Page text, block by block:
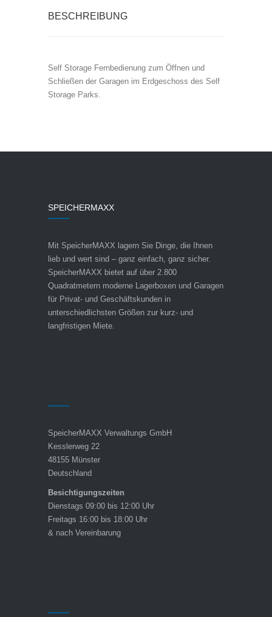
BESCHREIBUNG
Self Storage Fernbedienung zum Öffnen und
Schließen der Garagen im Erdgeschoss des Self
Storage Parks.
SPEICHERMAXX
Mit SpeicherMAXX lagern Sie Dinge, die Ihnen
lieb und wert sind – ganz einfach, ganz sicher.
SpeicherMAXX bietet auf über 2.800
Quadratmetern moderne Lagerboxen und Garagen
für Privat- und Geschäftskunden in
unterschiedlichsten Größen zur kurz- und
langfristigen Miete.
SpeicherMAXX Verwaltungs GmbH
Kesslerweg 22
48155 Münster
Deutschland
Besichtigungszeiten
Dienstags 09:00 bis 12:00 Uhr
Freitags 16:00 bis 18:00 Uhr
& nach Vereinbarung